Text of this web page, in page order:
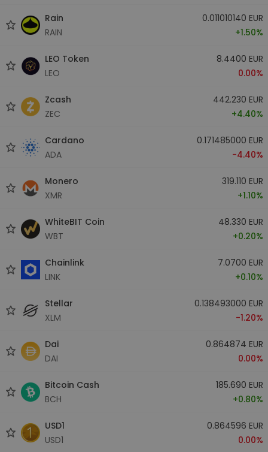
Rain
RAIN
0.011010140 EUR
+1.50%
LEO Token
LEO
8.4400 EUR
0.00%
Zcash
ZEC
442.230 EUR
+4.40%
Cardano
ADA
0.171485000 EUR
-4.40%
Monero
XMR
319.110 EUR
+1.10%
WhiteBIT Coin
WBT
48.330 EUR
+0.20%
Chainlink
LINK
7.0700 EUR
+0.10%
Stellar
XLM
0.138493000 EUR
-1.20%
Dai
DAI
0.864874 EUR
0.00%
Bitcoin Cash
BCH
185.690 EUR
+0.80%
USD1
USD1
0.864596 EUR
0.00%